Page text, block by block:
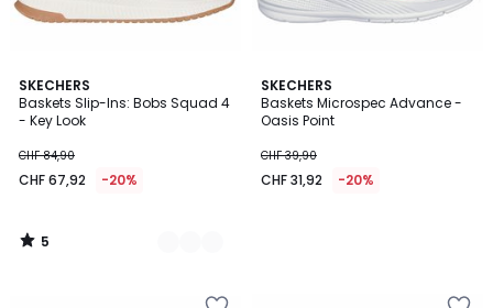
SKECHERS
Baskets Slip-Ins: Bobs Squad 4
- Key Look
67,92
au
de
CHF
CHF 84,90
CHF 67,92 -20%
5
/
5
2
Couleurs
5
/
SKECHERS
Baskets Microspec Advance -
Oasis Point
CHF 39,90
CHF 31,92 -20%